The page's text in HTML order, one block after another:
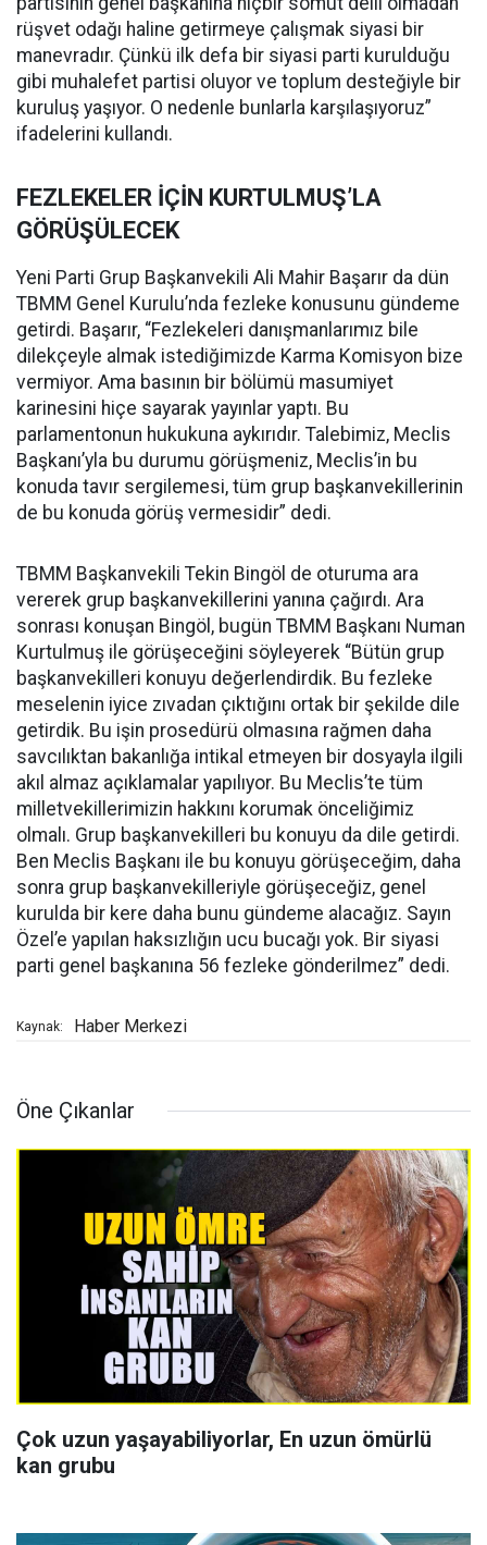
rüşvet odağı haline getirmeye çalışmak siyasi bir
manevradır. Çünkü ilk defa bir siyasi parti kurulduğu
gibi muhalefet partisi oluyor ve toplum desteğiyle bir
kuruluş yaşıyor. O nedenle bunlarla karşılaşıyoruz”
ifadelerini kullandı.
FEZLEKELER İÇİN KURTULMUŞ’LA
GÖRÜŞÜLECEK
Yeni Parti Grup Başkanvekili Ali Mahir Başarır da dün
TBMM Genel Kurulu’nda fezleke konusunu gündeme
getirdi. Başarır, “Fezlekeleri danışmanlarımız bile
dilekçeyle almak istediğimizde Karma Komisyon bize
vermiyor. Ama basının bir bölümü masumiyet
karinesini hiçe sayarak yayınlar yaptı. Bu
parlamentonun hukukuna aykırıdır. Talebimiz, Meclis
Başkanı’yla bu durumu görüşmeniz, Meclis’in bu
konuda tavır sergilemesi, tüm grup başkanvekillerinin
de bu konuda görüş vermesidir” dedi.
TBMM Başkanvekili Tekin Bingöl de oturuma ara
vererek grup başkanvekillerini yanına çağırdı. Ara
sonrası konuşan Bingöl, bugün TBMM Başkanı Numan
Kurtulmuş ile görüşeceğini söyleyerek “Bütün grup
başkanvekilleri konuyu değerlendirdik. Bu fezleke
meselenin iyice zıvadan çıktığını ortak bir şekilde dile
getirdik. Bu işin prosedürü olmasına rağmen daha
savcılıktan bakanlığa intikal etmeyen bir dosyayla ilgili
akıl almaz açıklamalar yapılıyor. Bu Meclis’te tüm
milletvekillerimizin hakkını korumak önceliğimiz
olmalı. Grup başkanvekilleri bu konuyu da dile getirdi.
Ben Meclis Başkanı ile bu konuyu görüşeceğim, daha
sonra grup başkanvekilleriyle görüşeceğiz, genel
kurulda bir kere daha bunu gündeme alacağız. Sayın
Özel’e yapılan haksızlığın ucu bucağı yok. Bir siyasi
parti genel başkanına 56 fezleke gönderilmez” dedi.
Kaynak: Haber Merkezi
Öne Çıkanlar
Çok uzun yaşayabiliyorlar, En uzun ömürlü
kan grubu